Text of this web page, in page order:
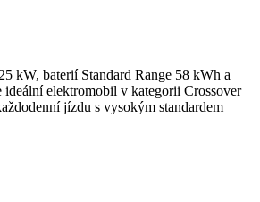
kW, baterií Standard Range 58 kWh a
ideální elektromobil v kategorii Crossover
jízdu s vysokým standardem